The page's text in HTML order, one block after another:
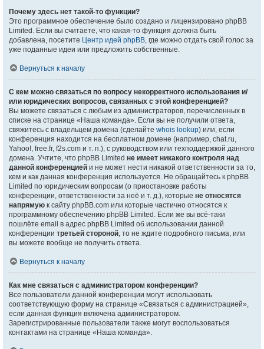
Почему здесь нет такой-то функции?
Это программное обеспечение было создано и лицензировано phpBB
Limited. Если вы считаете, что какая-то функция должна быть
добавлена, посетите Центр идей phpBB, где можно отдать свой голос за
уже поданные идеи или предложить собственные.
Вернуться к началу
С кем можно связаться по вопросу некорректного использования и/
или юридических вопросов, связанных с этой конференцией?
Вы можете связаться с любым из администраторов, перечисленных в
списке на странице «Наша команда». Если вы не получили ответа,
свяжитесь с владельцем домена (сделайте whois lookup) или, если
конференция находится на бесплатном домене (например, chat.ru,
Yahoo!, free.fr, f2s.com и т. п.), с руководством или техподдержкой данного
домена. Учтите, что phpBB Limited не имеет никакого контроля над
данной конференцией и не может нести никакой ответственности за то,
кем и как данная конференция используется. Не обращайтесь к phpBB
Limited по юридическим вопросам (о приостановке работы
конференции, ответственности за неё и т. д.), которые не относятся
напрямую к сайту phpBB.com или которые частично относятся к
программному обеспечению phpBB Limited. Если же вы всё-таки
пошлёте email в адрес phpBB Limited об использовании данной
конференции третьей стороной, то не ждите подробного письма, или
вы можете вообще не получить ответа.
Вернуться к началу
Как мне связаться с администратором конференции?
Все пользователи данной конференции могут использовать
соответствующую форму на странице «Связаться с администрацией»,
если данная функция включена администратором.
Зарегистрированные пользователи также могут воспользоваться
контактами на странице «Наша команда».